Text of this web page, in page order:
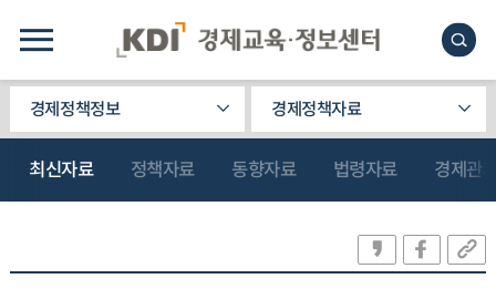
경제정책정보 경제정책자료
최신자료 정책자료 동향자료 법령자료 경제관